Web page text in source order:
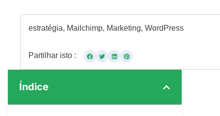
estratégia, Mailchimp, Marketing, WordPress
Partilhar isto :
Índice